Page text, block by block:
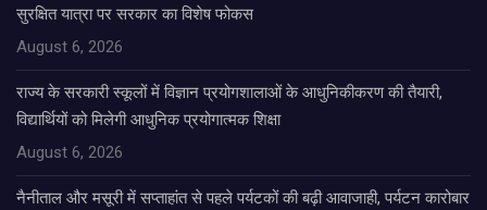
सुरक्षित यात्रा पर सरकार का विशेष फोकस
August 6, 2026
राज्य के सरकारी स्कूलों में विज्ञान प्रयोगशालाओं के आधुनिकीकरण की तैयारी,
विद्यार्थियों को मिलेगी आधुनिक प्रयोगात्मक शिक्षा
August 6, 2026
नैनीताल और मसूरी में सप्ताहांत से पहले पर्यटकों की बढ़ी आवाजाही, पर्यटन कारोबार